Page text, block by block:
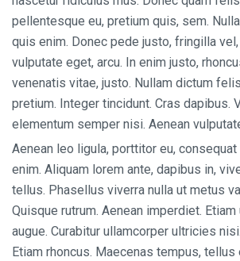
pellentesque eu, pretium quis, sem.
quis enim. Donec pede justo, fringilla
vulputate eget, arcu. In enim justo,
venenatis vitae, justo. Nullam dictum
pretium. Integer tincidunt. Cras dapibus.
elementum semper nisi. Aenean
Aenean leo ligula, porttitor eu,
enim. Aliquam lorem ante, dapibus in,
tellus. Phasellus viverra nulla ut metus
Quisque rutrum. Aenean imperdiet.
augue. Curabitur ullamcorper ultricies
Etiam rhoncus. Maecenas tempus,